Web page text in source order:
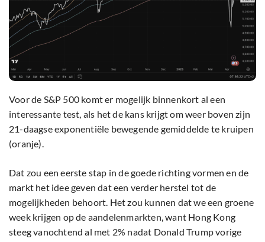
Voor de S&P 500 komt er mogelijk binnenkort al een
interessante test, als het de kans krijgt om weer boven zijn
21-daagse exponentiële bewegende gemiddelde te kruipen
(oranje).
Dat zou een eerste stap in de goede richting vormen en de
markt het idee geven dat een verder herstel tot de
mogelijkheden behoort. Het zou kunnen dat we een groene
week krijgen op de aandelenmarkten, want Hong Kong
steeg vanochtend al met 2% nadat Donald Trump vorige